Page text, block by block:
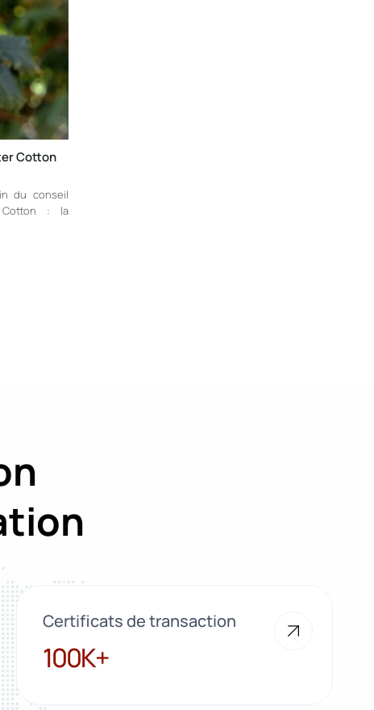
Cotton
du conseil
Cotton : la
Certificats de transaction
100K+
100K+